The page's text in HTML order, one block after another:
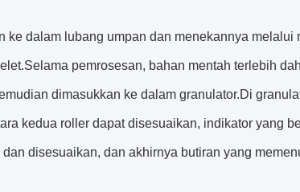
ke dalam lubang umpan dan menekannya melalui
pemrosesan, bahan mentah terlebih
dimasukkan ke dalam granulator.Di
kedua roller dapat disesuaikan, indikator yang
disesuaikan, dan akhirnya butiran yang